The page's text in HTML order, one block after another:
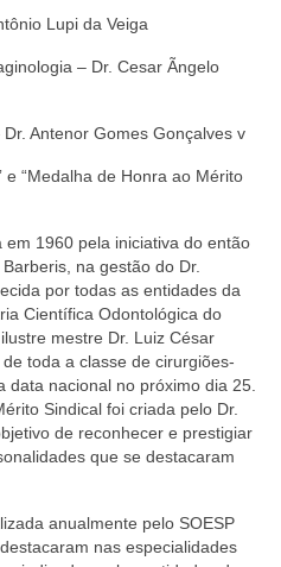
Lupi da Veiga
– Dr. Cesar Ãngelo
Antenor Gomes Gonçalves v
e “Medalha de Honra ao Mérito
em 1960 pela iniciativa do então
na gestão do Dr.
por todas as entidades da
Científica Odontológica do
mestre Dr. Luiz César
toda a classe de cirurgiões-
nacional no próximo dia 25.
Sindical foi criada pelo Dr.
de reconhecer e prestigiar
que se destacaram
anualmente pelo SOESP
nas especialidades